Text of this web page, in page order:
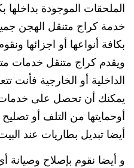
الملحقات الموجودة بداخلها
خدمة كراج متنقل الهجن
بكافة أنواعها أو اجزائها
ويقدم كراج متنقل خدمات
الداخلية أو الخارجية فأنت
يمكنك أن تحصل على خدمات
أوحمايتها من التلف أو تصليح
أيضا تبديل بطاريات عند
و أيضا نقوم بإصلاح